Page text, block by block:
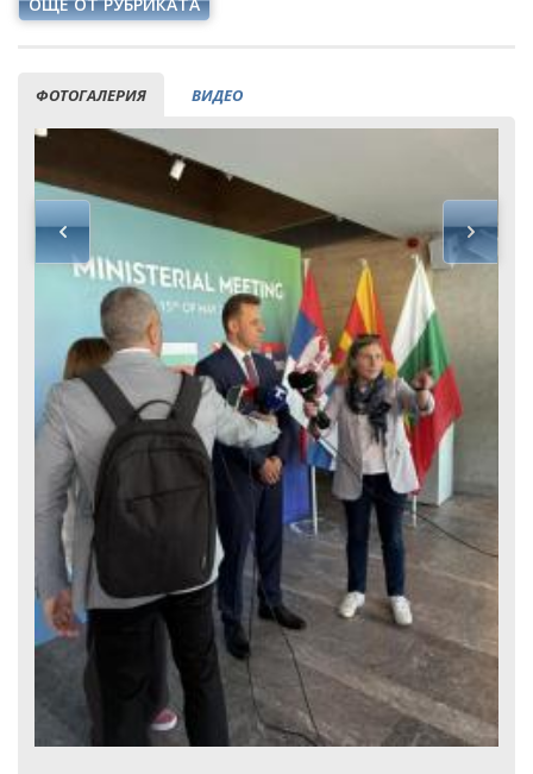
ФОТОГАЛЕРИЯ ВИДЕО
Кирил Темелков: България заяви водещата си роля в
проектната инициатива за реализация на комплексен
електропреносен коридор Изток-Запад
ВСИЧКИ ФОТОГАЛЕРИИ